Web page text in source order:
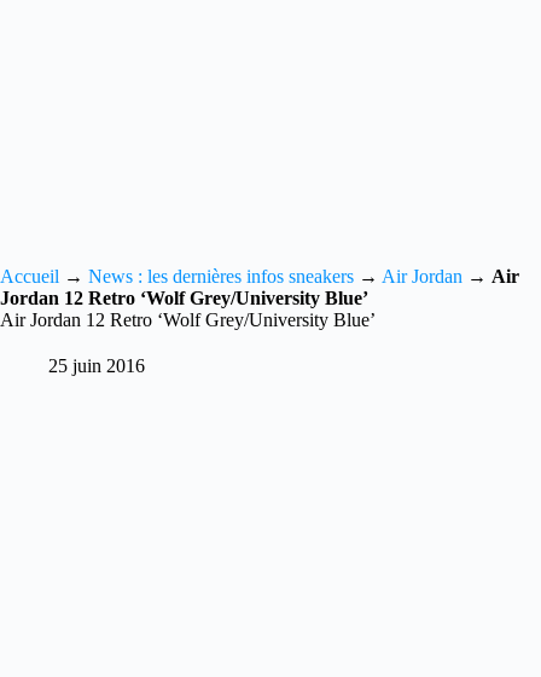
Accueil → News : les dernières infos sneakers → Air Jordan → Air
Jordan 12 Retro ‘Wolf Grey/University Blue’
Air Jordan 12 Retro ‘Wolf Grey/University Blue’
25 juin 2016